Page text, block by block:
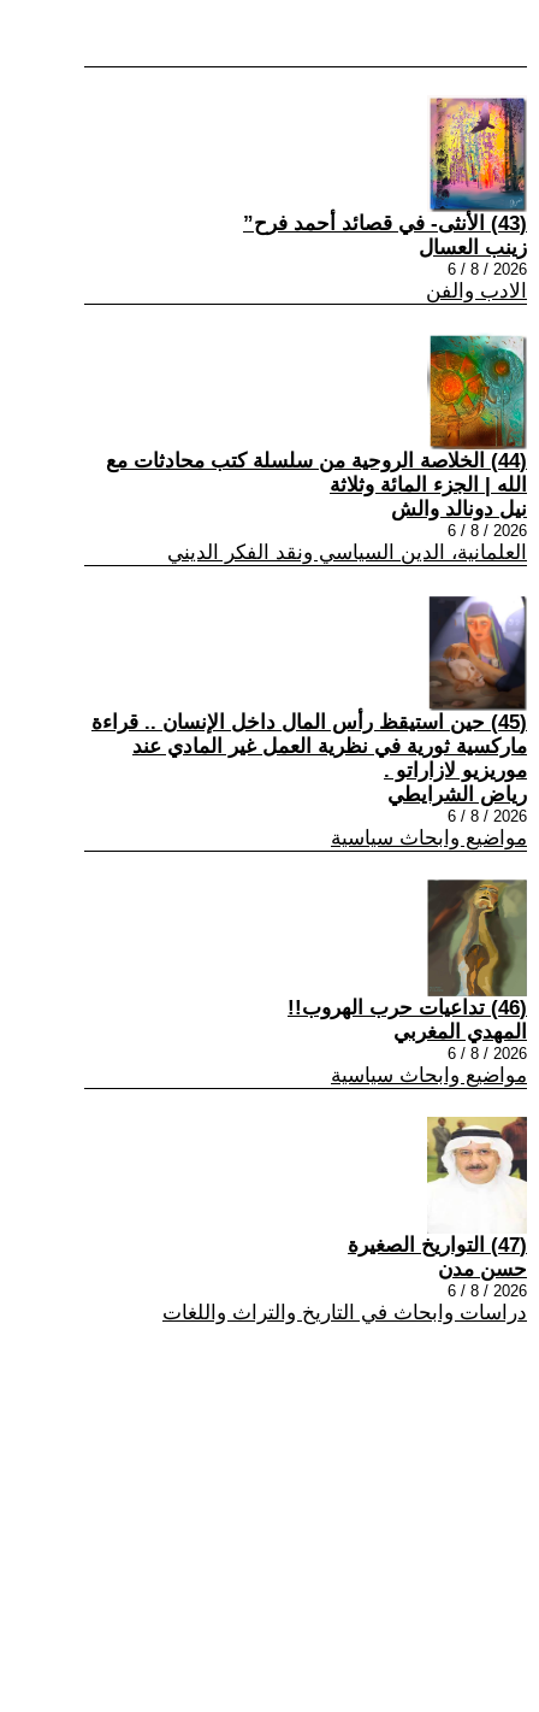
(43) الأنثى- في قصائد أحمد فرح”
زينب العسال
2026 / 8 / 6
الادب والفن
(44) الخلاصة الروحية من سلسلة كتب محادثات مع
الله | الجزء المائة وثلاثة
نيل دونالد والش
2026 / 8 / 6
العلمانية، الدين السياسي ونقد الفكر الديني
(45) حين استيقظ رأس المال داخل الإنسان .. قراءة
ماركسية ثورية في نظرية العمل غير المادي عند
موريزيو لازاراتو .
رياض الشرايطي
2026 / 8 / 6
مواضيع وابحاث سياسية
(46) تداعيات حرب الهروب!!
المهدي المغربي
2026 / 8 / 6
مواضيع وابحاث سياسية
(47) التواريخ الصغيرة
حسن مدن
2026 / 8 / 6
دراسات وابحاث في التاريخ والتراث واللغات